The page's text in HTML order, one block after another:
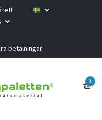
betalningar
0